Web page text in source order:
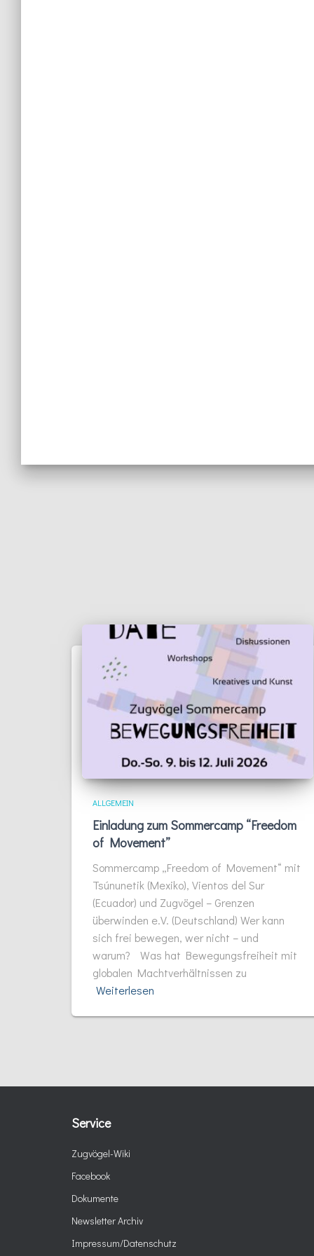
ALLGEMEIN
Einladung zum Sommercamp “Freedom
of Movement”
Sommercamp „Freedom of Movement“ mit
Tsúnunetik (Mexiko), Vientos del Sur
(Ecuador) und Zugvögel – Grenzen
überwinden e.V. (Deutschland) Wer kann
sich frei bewegen, wer nicht – und
warum? Was hat Bewegungsfreiheit mit
globalen Machtverhältnissen zu
Weiterlesen
Service
Zugvögel-Wiki
Facebook
Dokumente
Newsletter Archiv
Impressum/Datenschutz